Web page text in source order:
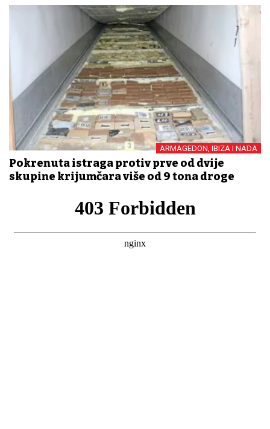
ARMAGEDON, IBIZA I NADA
Pokrenuta istraga protiv prve od dvije
skupine krijumčara više od 9 tona droge